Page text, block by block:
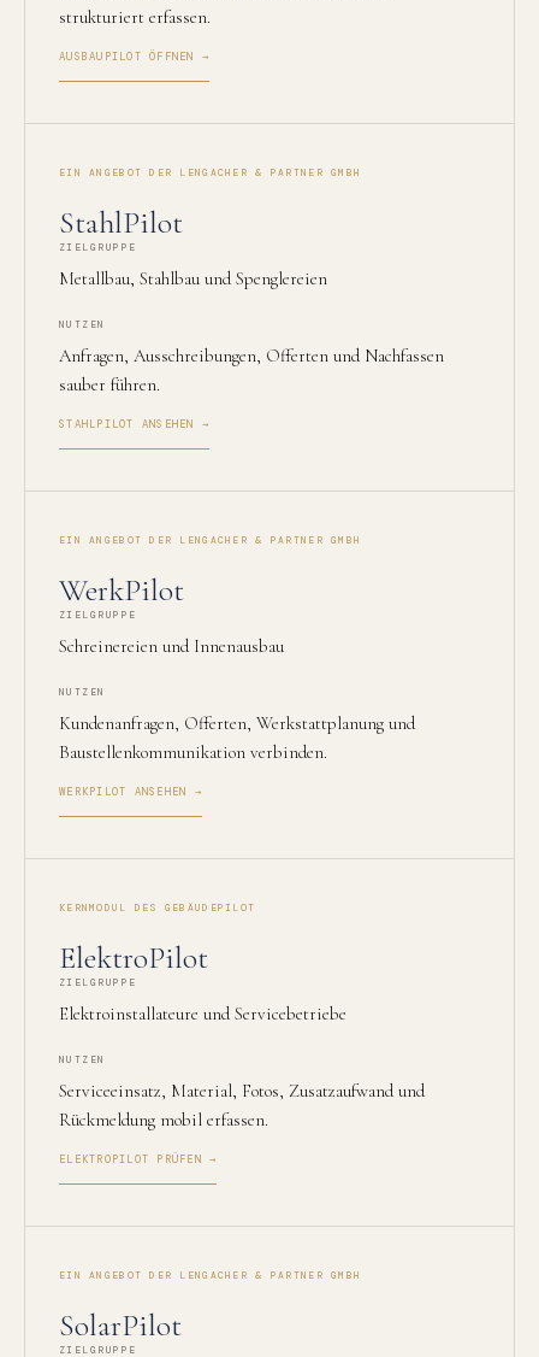
strukturiert erfassen.
AUSBAUPILOT ÖFFNEN →
EIN ANGEBOT DER LENGACHER & PARTNER GMBH
StahlPilot
ZIELGRUPPE
Metallbau, Stahlbau und Spenglereien
NUTZEN
Anfragen, Ausschreibungen, Offerten und Nachfassen
sauber führen.
STAHLPILOT ANSEHEN →
EIN ANGEBOT DER LENGACHER & PARTNER GMBH
WerkPilot
ZIELGRUPPE
Schreinereien und Innenausbau
NUTZEN
Kundenanfragen, Offerten, Werkstattplanung und
Baustellenkommunikation verbinden.
WERKPILOT ANSEHEN →
KERNMODUL DES GEBÄUDEPILOT
ElektroPilot
ZIELGRUPPE
Elektroinstallateure und Servicebetriebe
NUTZEN
Serviceeinsatz, Material, Fotos, Zusatzaufwand und
Rückmeldung mobil erfassen.
ELEKTROPILOT PRÜFEN →
EIN ANGEBOT DER LENGACHER & PARTNER GMBH
SolarPilot
ZIELGRUPPE